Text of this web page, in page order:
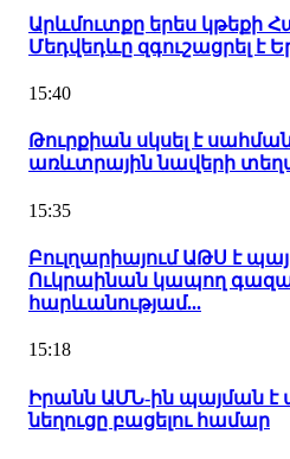
Արևմուտքը երես կթեքի
Մեդվեդևը զգուշացրել է
15:40
Թուրքիան սկսել է
առևտրային նավերի
15:35
Բուլղարիայում ԱԹՍ է
Ուկրաինան կապող
հարևանությամ...
15:18
Իրանն ԱՄՆ-ին պայման է
նեղուցը բացելու համար